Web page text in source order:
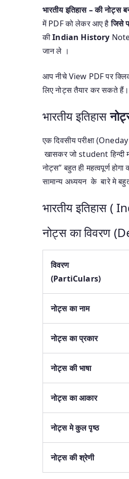
भारतीय इतिहास –की नोट्स
में PDF कोलेकर आए हैजिसे
कीIndian History
जान ले ।
आप नीचे View PDF पर
लिए नोट्स तैयार कर सकते हैं।
भारतीय इतिहास
एक दिवसीय परीक्षा
खासकर जो student हिन्दी
नोट्स” बहुत ही महत्वपूर्ण
सामान्य अध्ययन के बारे मे
भारतीय इतिहास
नोट्स का विवरण
विवरण
(PartiCulars)
नोट्सका नाम
नोट्सका प्रकार
नोट्सकी भाषा
नोट्सका आकार
नोट्समे कुल पृष्ठ
नोट्सकी श्रेणी